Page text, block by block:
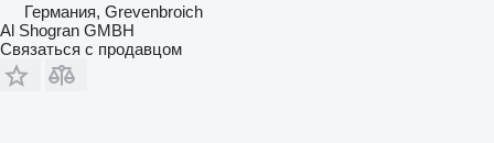
Германия, Grevenbroich
Al Shogran GMBH
Связаться с продавцом